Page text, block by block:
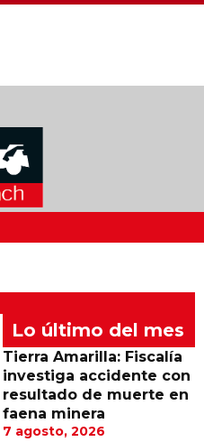
Lo último del mes
Tierra Amarilla: Fiscalía
investiga accidente con
resultado de muerte en
faena minera
7 agosto, 2026